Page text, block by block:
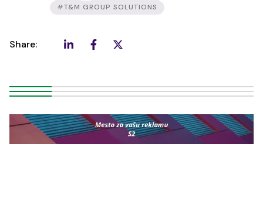
#T&M GROUP SOLUTIONS
Share: